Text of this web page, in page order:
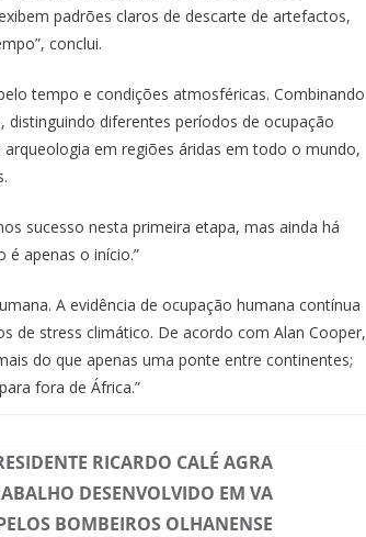
padrões claros de descarte de artefactos,
conclui.
tempo e condições atmosféricas. Combinando
distinguindo diferentes períodos de ocupação
em regiões áridas em todo o mundo,
sucesso nesta primeira etapa, mas ainda há
apenas o início.”
A evidência de ocupação humana contínua
de stress climático. De acordo com Alan Cooper,
do que apenas uma ponte entre continentes;
fora de África.”
RICARDO CALÉ AGRA
DESENVOLVIDO EM VA
BOMBEIROS OLHANENSE